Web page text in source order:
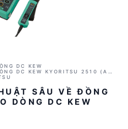
DC KEW
DC KEW KYORITSU 2510 (AC
SÂU VỀ ĐỒNG
DÒNG DC KEW